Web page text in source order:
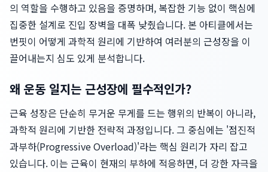
의 역할을 수행하고 있음을 증명하며, 복잡한 기능 없이 핵심에
집중한 설계로 진입 장벽을 대폭 낮췄습니다. 본 아티클에서는
번핏이 어떻게 과학적 원리에 기반하여 여러분의 근성장을 이
끌어내는지 심도 있게 분석합니다.
왜 운동 일지는 근성장에 필수적인가?
근육 성장은 단순히 무거운 무게를 드는 행위의 반복이 아니라,
과학적 원리에 기반한 전략적 과정입니다. 그 중심에는 '점진적
과부하(Progressive Overload)'라는 핵심 원리가 자리 잡고
있습니다. 이는 근육이 현재의 부하에 적응하면, 더 강한 자극을